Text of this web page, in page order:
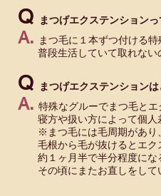
Q まつげエクステンションっ
A. まつ毛に１本ずつ付ける
普段生活していて取れない
Q まつげエクステンション
A. 特殊なグルーでまつ毛と
寝方や扱い方によって個人
※まつ毛には毛周期があり
毛根から毛が抜けるとエク
約１ヶ月半で半分程度になる
その頃にまたお直しをして